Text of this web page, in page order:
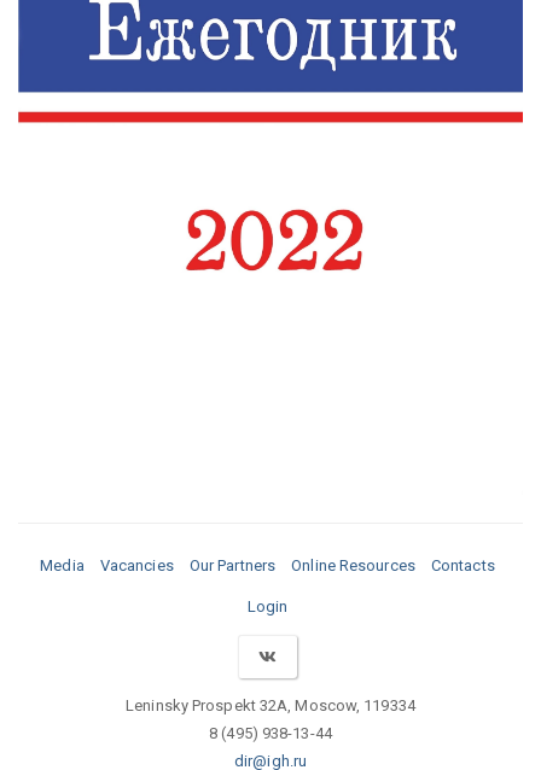
Media Vacancies Our Partners Online Resources Contacts
Login
Leninsky Prospekt 32A, Moscow, 119334
8 (495) 938-13-44
dir@igh.ru